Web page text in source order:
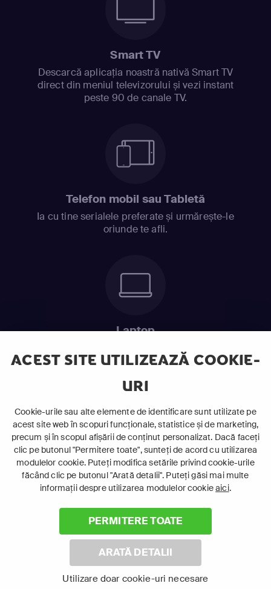
ACEST SITE UTILIZEAZĂ COOKIE-
URI
Cookie-urile sau alte elemente de identificare sunt utilizate pe
acest site web în scopuri funcționale, statistice și de marketing,
precum și în scopul afișării de conținut personalizat. Dacă faceți
clic pe butonul "Permitere toate", sunteți de acord cu utilizarea
modulelor cookie. Puteți modifica setările privind cookie-urile
făcând clic pe butonul "Arată detalii". Puteți găsi mai multe
informații despre utilizarea modulelor cookieaici.
PERMITERE TOATE
ARATĂ DETALII
Utilizare doar cookie-uri necesare
Smart TV
Descarcă aplicația noastră nativă Smart TV
direct din meniul televizorului și vezi instant
peste 90 de canale TV.
Telefon mobil sau Tabletă
Ia cu tine serialele preferate și urmărește-le
oriunde te afli.
Laptop
ABONEAZĂ-TE ACUM
Cerințe de sistem
2026 Canal+ Luxembourg S. à r.l. - Toate drepturile rezervate
Focus Sat este o marcă înregistrată aparținând Canal+
Luxembourg S. à r.l.
Rue Albert Borschette 4, L-1246 Luxemburg | R.C.S. Luxemburg:
B 87.905